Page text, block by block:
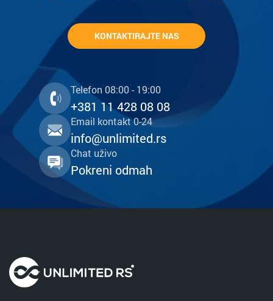
KONTAKTIRAJTE NAS
Telefon 08:00 - 19:00
+381 11 428 08 08
Email kontakt 0-24
info@unlimited.rs
Chat uživo
Pokreni odmah